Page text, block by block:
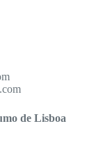
de Lisboa